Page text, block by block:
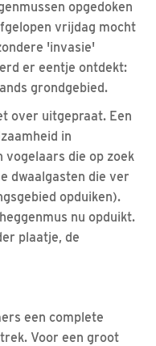
opgedoken
vrijdag mocht
'invasie'
er eentje ontdekt:
grondgebied.
over uitgepraat. Een
in
vogelaars die op zoek
dwaalgasten die ver
opduiken).
nu opduikt.
plaatje, de
een complete
Voor een groot